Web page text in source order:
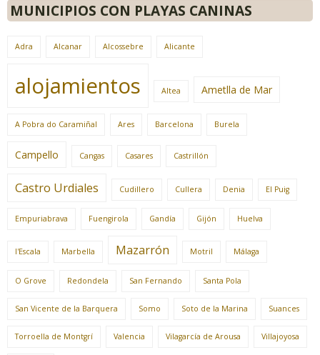
MUNICIPIOS CON PLAYAS CANINAS
Adra Alcanar Alcossebre Alicante
alojamientos Altea Ametlla de Mar
A Pobra do Caramiñal Ares Barcelona Burela
Campello Cangas Casares Castrillón
Castro Urdiales Cudillero Cullera Denia El Puig
Empuriabrava Fuengirola Gandía Gijón Huelva
l'Escala Marbella Mazarrón Motril Málaga
O Grove Redondela San Fernando Santa Pola
San Vicente de la Barquera Somo Soto de la Marina Suances
Torroella de Montgrí Valencia Vilagarcía de Arousa Villajoyosa